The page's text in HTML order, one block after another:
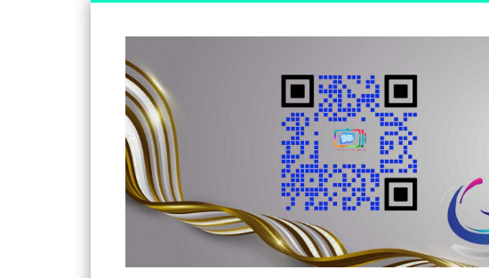
Somos un medio de información independiente, con visión joven.